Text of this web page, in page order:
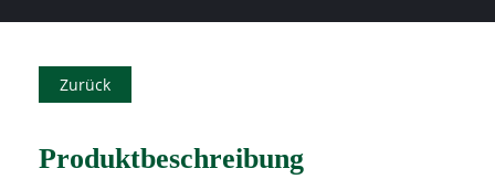
Produktbeschreibung